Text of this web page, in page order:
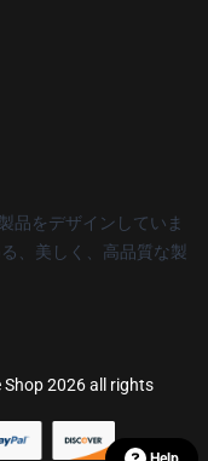
品をデザインしていま
、美しく、高品質な製
Shop 2026 all rights